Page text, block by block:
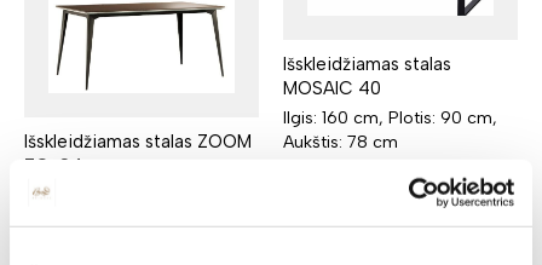
Išskleidžiamas stalas ZOOM
ZO-S4
Ilgis: 150 cm, Plotis: 90 cm,
Išskleidžiamas stalas
MOSAIC 40
Ilgis: 160 cm, Plotis: 90 cm,
Aukštis: 78 cm